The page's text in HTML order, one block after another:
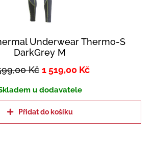
Underwear Thermo-S
DarkGrey M
Kč 1 519,00 Kč
u dodavatele
Přidat do košíku